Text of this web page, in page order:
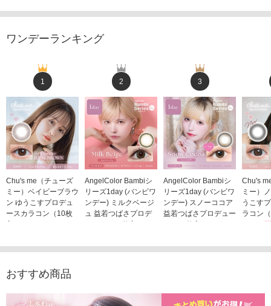
ワンデーランキング
1
Chu's me（チューズ
ミー）ベイビーブラウ
ン ゆうこすプロデュ
ースカラコン（10枚
2
AngelColor Bambiシ
リーズ1day (バンビワ
ンデー) ミルクベージ
ュ 益若つばさプロデ
3
AngelColor Bambiシ
リーズ1day (バンビワ
ンデー) スノーココア
益若つばさプロデュー
Chu's
ミー）
うこす
ラコン
おすすめ商品